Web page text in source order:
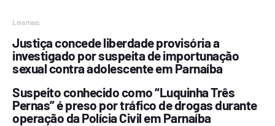
Leia mais
Justiça concede liberdade provisória a
investigado por suspeita de importunação
sexual contra adolescente em Parnaíba
Suspeito conhecido como “Luquinha Três
Pernas” é preso por tráfico de drogas durante
operação da Polícia Civil em Parnaíba